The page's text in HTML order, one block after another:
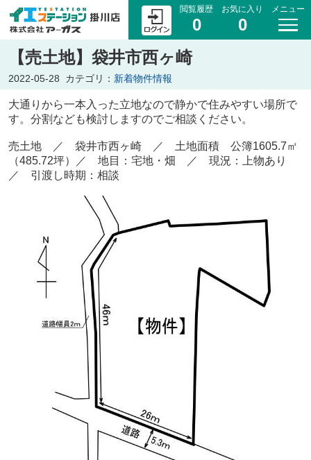
閲覧履歴
0
お気に入り
0
メニュー
【売土地】袋井市西ヶ崎
2022-05-28 カテゴリ： 新着物件情報
大通りから一本入った立地なので静かで住みやすい場所で
す。分割なども検討しますのでご相談ください。
売土地 ／ 袋井市西ヶ崎 ／ 土地面積 公簿1605.7㎡
（485.72坪）／ 地目：宅地・畑 ／ 現況：上物あり
／ 引渡し時期：相談